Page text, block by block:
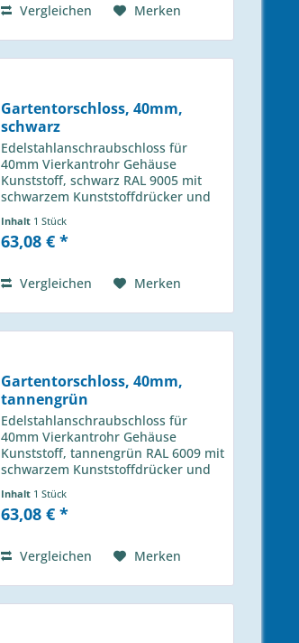
Vergleichen Merken
Gartentorschloss, 40mm,
schwarz
Edelstahlanschraubschloss für
40mm Vierkantrohr Gehäuse
Kunststoff, schwarz RAL 9005 mit
schwarzem Kunststoffdrücker und
verwendbar - 1-touriger
Schließbolzen mit 25mm Hub - 4-
Inhalt 1 Stück
63,08 € *
Vergleichen Merken
Gartentorschloss, 40mm,
tannengrün
Edelstahlanschraubschloss für
40mm Vierkantrohr Gehäuse
Kunststoff, tannengrün RAL 6009 mit
schwarzem Kunststoffdrücker und
verwendbar - 1-touriger
Schließbolzen mit 25mm Hub - 4-
Inhalt 1 Stück
63,08 € *
Vergleichen Merken